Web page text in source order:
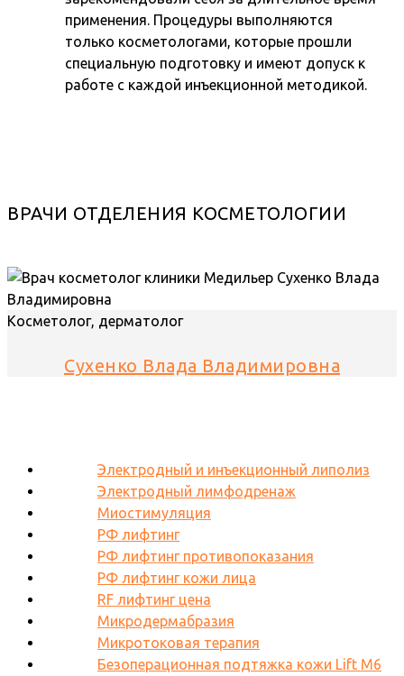
применения. Процедуры выполняются
только косметологами, которые прошли
специальную подготовку и имеют допуск к
работе с каждой инъекционной методикой.
ВРАЧИ ОТДЕЛЕНИЯ КОСМЕТОЛОГИИ
Косметолог, дерматолог
Сухенко Влада Владимировна
Электродный и инъекционный липолиз
Электродный лимфодренаж
Миостимуляция
РФ лифтинг
РФ лифтинг противопоказания
РФ лифтинг кожи лица
RF лифтинг цена
Микродермабразия
Микротоковая терапия
Безоперационная подтяжка кожи Lift M6